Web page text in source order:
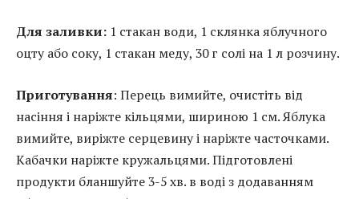
Для заливки: 1 стакан води, 1 склянка яблучного
оцту або соку, 1 стакан меду, 30 г солі на 1 л розчину.
Приготування: Перець вимийте, очистіть від
насіння і наріжте кільцями, шириною 1 см. Яблука
вимийте, виріжте серцевину і наріжте часточками.
Кабачки наріжте кружальцями. Підготовлені
продукти бланшуйте 3-5 хв. в воді з додаванням